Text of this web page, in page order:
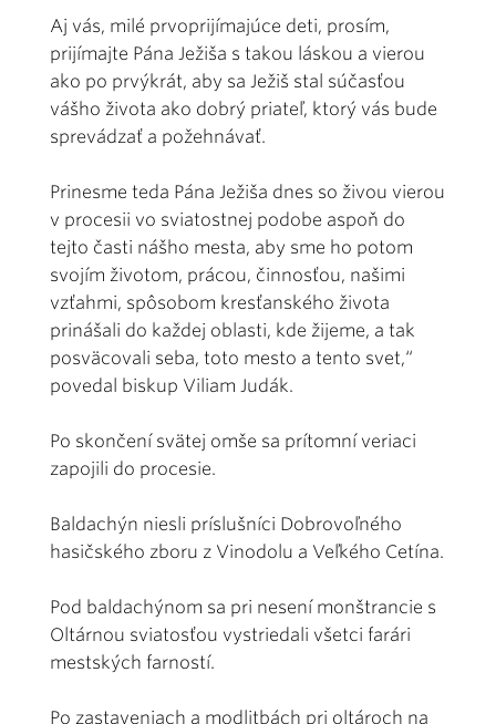
Aj vás, milé prvoprijímajúce deti, prosím,
prijímajte Pána Ježiša s takou láskou a vierou
ako po prvýkrát, aby sa Ježiš stal súčasťou
vášho života ako dobrý priateľ, ktorý vás bude
sprevádzať a požehnávať.
Prinesme teda Pána Ježiša dnes so živou vierou
v procesii vo sviatostnej podobe aspoň do
tejto časti nášho mesta, aby sme ho potom
svojím životom, prácou, činnosťou, našimi
vzťahmi, spôsobom kresťanského života
prinášali do každej oblasti, kde žijeme, a tak
posväcovali seba, toto mesto a tento svet,“
povedal biskup Viliam Judák.
Po skončení svätej omše sa prítomní veriaci
zapojili do procesie.
Baldachýn niesli príslušníci Dobrovoľného
hasičského zboru z Vinodolu a Veľkého Cetína.
Pod baldachýnom sa pri nesení monštrancie s
Oltárnou sviatosťou vystriedali všetci farári
mestských farností.
Po zastaveniach a modlitbách pri oltároch na